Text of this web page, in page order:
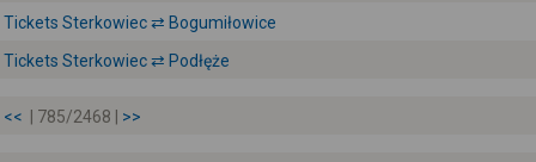
Tickets Sterkowiec ⇄ Bogumiłowice
Tickets Sterkowiec ⇄ Podłęże
<< | 785/2468 | >>